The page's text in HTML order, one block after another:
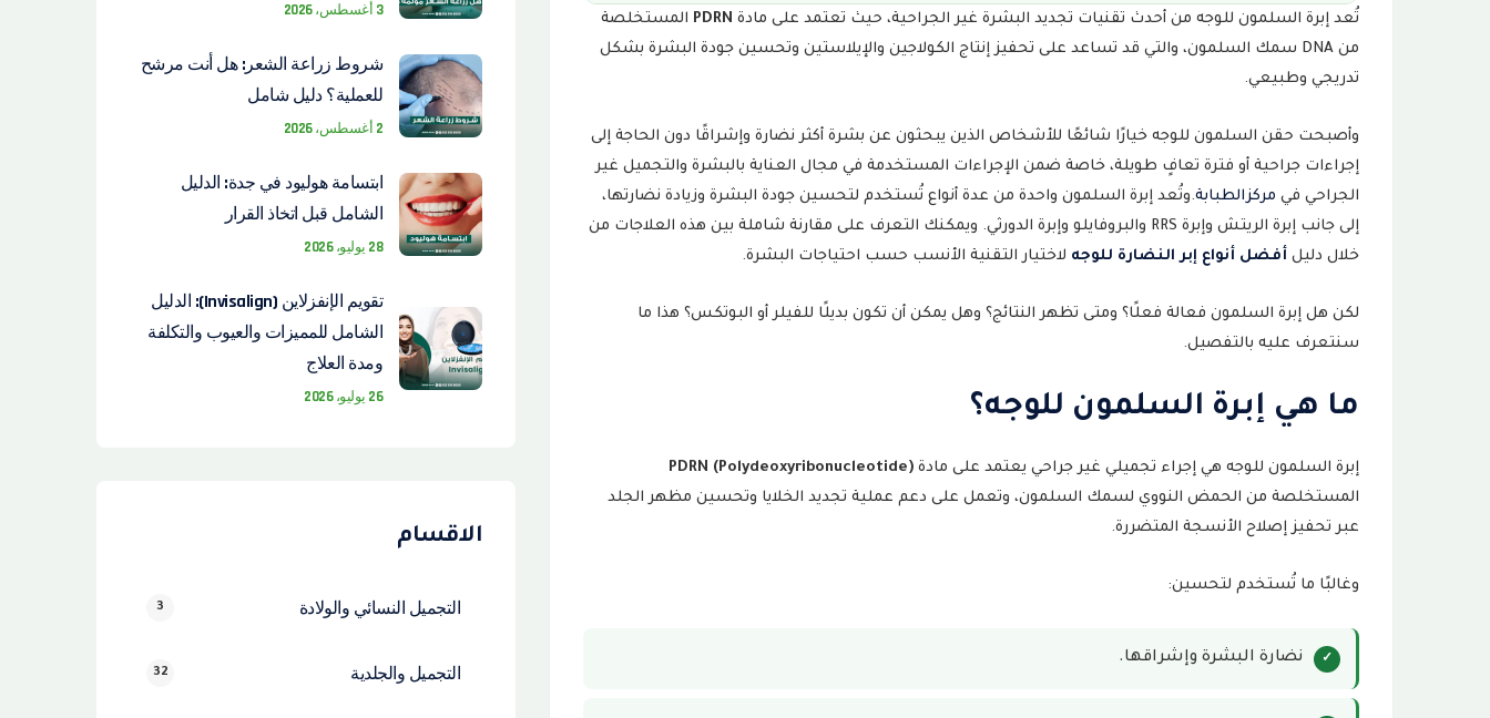
ما هي إبرة السلمون للوجه؟
كيف تعمل إبرة السلمون للوجه على تجديد البشرة؟
3 1. تحفيز إنتاج الكولاجين
4 2. تجديد الخلايا التالفة
5
4. دعم ترطيب البشرة
8 تقليل التجاعيد والخطوط الدقيقة
9 تحسين مرونة البشرة
10 ترطيب البشرة بعمق
11 توحيد لون البشرة
تُعد إبرة السلمون للوجه من أحدث تقنيات تجديد البشرة غير الجراحية، حيث تعتمد على مادة PDRN المستخلصة
من DNA سمك السلمون، والتي قد تساعد على تحفيز إنتاج الكولاجين والإيلاستين وتحسين جودة البشرة بشكل
تدريجي وطبيعي.
وأصبحت حقن السلمون للوجه خيارًا شائعًا للأشخاص الذين يبحثون عن بشرة أكثر نضارة وإشراقًا دون الحاجة إلى
إجراءات جراحية أو فترة تعافٍ طويلة، خاصة ضمن الإجراءات المستخدمة في مجال العناية بالبشرة والتجميل غير
الجراحي في مركزالطبابة.وتُعد إبرة السلمون واحدة من عدة أنواع تُستخدم لتحسين جودة البشرة وزيادة نضارتها،
إلى جانب إبرة الريتش وإبرة RRS والبروفايلو وإبرة الدورثي. ويمكنك التعرف على مقارنة شاملة بين هذه العلاجات من
خلال دليل أفضل أنواع إبر النضارة للوجه لاختيار التقنية الأنسب حسب احتياجات البشرة.
لكن هل إبرة السلمون فعالة فعلًا؟ ومتى تظهر النتائج؟ وهل يمكن أن تكون بديلًا للفيلر أو البوتكس؟ هذا ما
سنتعرف عليه بالتفصيل.
ما هي إبرة السلمون للوجه؟
إبرة السلمون للوجه هي إجراء تجميلي غير جراحي يعتمد على مادة PDRN (Polydeoxyribonucleotide)
المستخلصة من الحمض النووي لسمك السلمون، وتعمل على دعم عملية تجديد الخلايا وتحسين مظهر الجلد
عبر تحفيز إصلاح الأنسجة المتضررة.
وغالبًا ما تُستخدم لتحسين:
نضارة البشرة وإشراقها.
3 أغسطس، 2026
شروط زراعة الشعر: هل أنت مرشح
للعملية؟ دليل شامل
2 أغسطس، 2026
ابتسامة هوليود في جدة: الدليل
الشامل قبل اتخاذ القرار
28 يوليو، 2026
تقويم الإنفزلاين (Invisalign): الدليل
الشامل للمميزات والعيوب والتكلفة
ومدة العلاج
26 يوليو، 2026
الاقسام
التجميل النسائي والولادة 3
التجميل والجلدية 32